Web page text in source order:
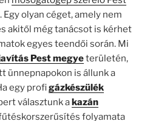
Egy olyan céget, amely nem
akitől még tanácsot is kérhet
egyes teendői során. Mi
Pest megyeterületén,
ünnepnapokon is állunk a
egy profigázkészülék
választunk akazán
folyamata